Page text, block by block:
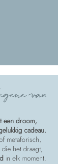
van
een droom,
cadeau.
metaforisch,
het draagt,
in elk moment.